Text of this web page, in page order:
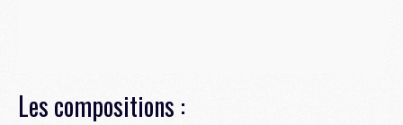
Les compositions :